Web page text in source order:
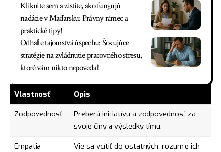
Kliknite sem a zistite, ako fungujú
nadácie v Maďarsku: Právny rámec a
praktické tipy!
Odhaľte tajomstvá úspechu: Šokujúce
stratégie na zvládnutie pracovného stresu,
ktoré vám nikto nepovedal!
Vlastnosť
Opis
Zodpovednosť
Preberá iniciatívu a zodpovednosť za
svoje činy a výsledky tímu.
Empatia
Vie sa vcítiť do ostatných, rozumie ich